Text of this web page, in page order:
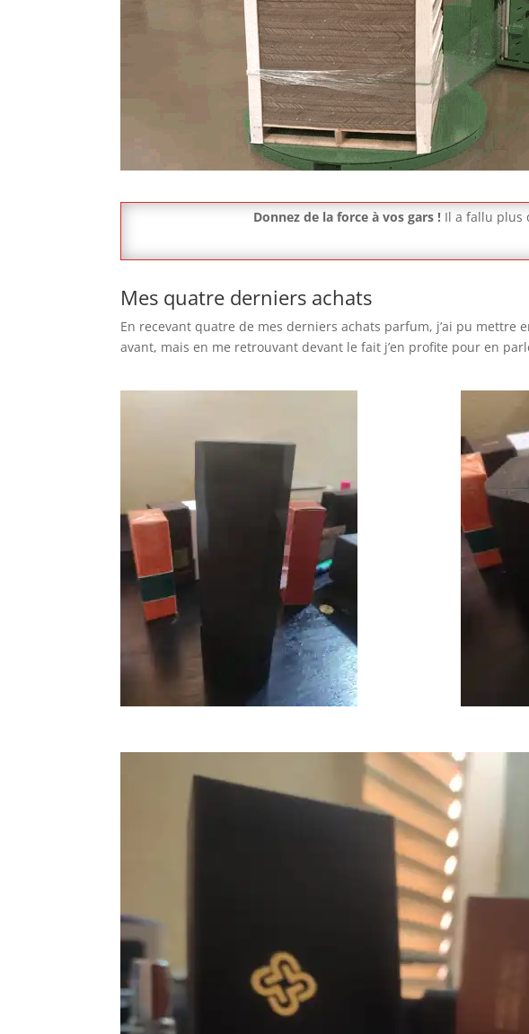
Donnez de la force à vos gars ! Il a fallu plus
Mes quatre derniers achats
En recevant quatre de mes derniers achats parfum, j’ai pu
avant, mais en me retrouvant devant le fait j’en profite pour en